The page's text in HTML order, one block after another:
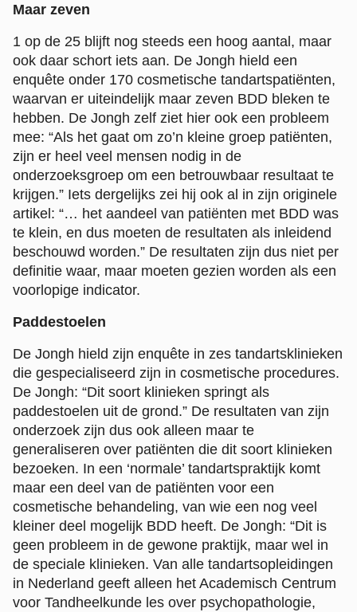
Maar zeven
1 op de 25 blijft nog steeds een hoog aantal, maar
ook daar schort iets aan. De Jongh hield een
enquête onder 170 cosmetische tandartspatiënten,
waarvan er uiteindelijk maar zeven BDD bleken te
hebben. De Jongh zelf ziet hier ook een probleem
mee: “Als het gaat om zo’n kleine groep patiënten,
zijn er heel veel mensen nodig in de
onderzoeksgroep om een betrouwbaar resultaat te
krijgen.” Iets dergelijks zei hij ook al in zijn originele
artikel: “… het aandeel van patiënten met BDD was
te klein, en dus moeten de resultaten als inleidend
beschouwd worden.” De resultaten zijn dus niet per
definitie waar, maar moeten gezien worden als een
voorlopige indicator.
Paddestoelen
De Jongh hield zijn enquête in zes tandartsklinieken
die gespecialiseerd zijn in cosmetische procedures.
De Jongh: “Dit soort klinieken springt als
paddestoelen uit de grond.” De resultaten van zijn
onderzoek zijn dus ook alleen maar te
generaliseren over patiënten die dit soort klinieken
bezoeken. In een ‘normale’ tandartspraktijk komt
maar een deel van de patiënten voor een
cosmetische behandeling, van wie een nog veel
kleiner deel mogelijk BDD heeft. De Jongh: “Dit is
geen probleem in de gewone praktijk, maar wel in
de speciale klinieken. Van alle tandartsopleidingen
in Nederland geeft alleen het Academisch Centrum
voor Tandheelkunde les over psychopathologie,